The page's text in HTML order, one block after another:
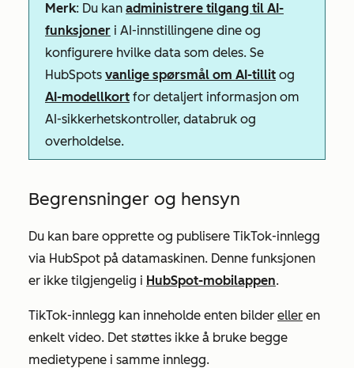
Merk: Du kan administrere tilgang til AI-
funksjoner i AI-innstillingene dine og
konfigurere hvilke data som deles. Se
HubSpots vanlige spørsmål om AI-tillit og
AI-modellkort for detaljert informasjon om
AI-sikkerhetskontroller, databruk og
overholdelse.
Begrensninger og hensyn
Du kan bare opprette og publisere TikTok-innlegg
via HubSpot på datamaskinen. Denne funksjonen
er ikke tilgjengelig i HubSpot-mobilappen.
TikTok-innlegg kan inneholde enten bilder eller en
enkelt video. Det støttes ikke å bruke begge
medietypene i samme innlegg.